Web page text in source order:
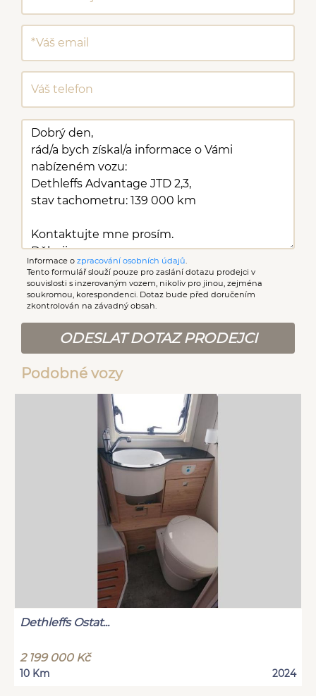
Informace o zpracování osobních údajů
Tento formulář slouží pouze pro zaslání dotazu prodejci v
souvislosti s inzerovaným vozem, nikoliv pro jinou, zejména
soukromou, korespondenci. Dotaz bude před doručením
zkontrolován na závadný obsah.
ODESLAT DOTAZ PRODEJCI
Podobné vozy
Dethleffs Ostat...
2 199 000 Kč
10 Km 2024